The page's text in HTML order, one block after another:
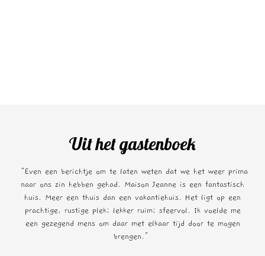
Uit het gastenboek
“Even een berichtje om te laten weten dat we het weer prima
naar ons zin hebben gehad. Maison Jeanne is een fantastisch
huis. Meer een thuis dan een vakantiehuis. Het ligt op een
prachtige, rustige plek; lekker ruim; sfeervol. Ik voelde me
een gezegend mens om daar met elkaar tijd door te mogen
brengen.”